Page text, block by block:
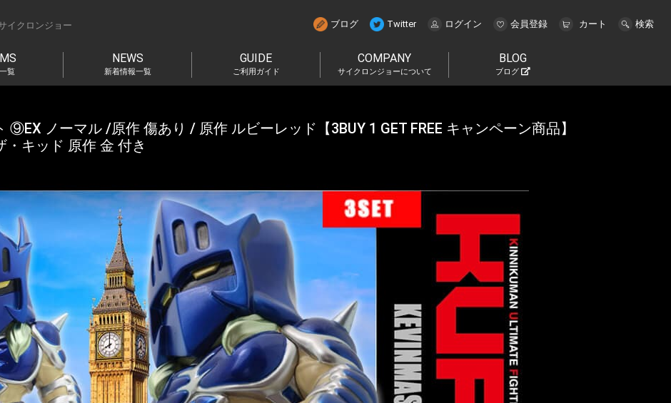
イクロンジョー ブログ Twitter ログイン 会員登録 カート 検索
覧
NEWS
新着情報一覧
GUIDE
ご利用ガイド
COMPANY
サイクロンジョーについて
BLOG
ブログ
⑨EX ノーマル /原作 傷あり / 原作 ルビーレッド【3BUY 1 GET FREE キャンペーン商品】
キッド 原作 金 付き